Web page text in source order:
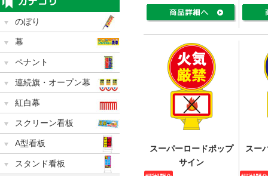
スーパーロードポップ
サイン
スー
のぼり
幕
ペナント
連続旗・オープン幕
紅白幕
スクリーン看板
A型看板
スタンド看板